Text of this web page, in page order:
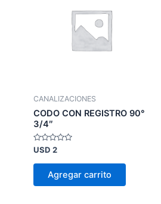
CANALIZACIONES
CODO CON REGISTRO 90°
3/4″
Valorado
en
0
USD 2
Agregar carrito